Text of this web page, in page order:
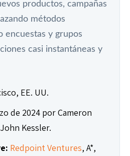
productos, campañas
métodos
encuestas y grupos
casi instantáneas y
EE. UU.
de 2024 por Cameron
Kessler.
Redpoint Ventures, A*,